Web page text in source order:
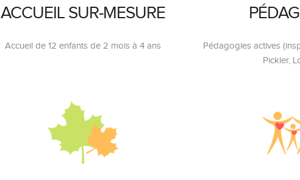
ACCUEIL SUR-MESURE
Accueil de 12 enfants de 2 mois à 4 ans
Pédagogies actives
Pickler,